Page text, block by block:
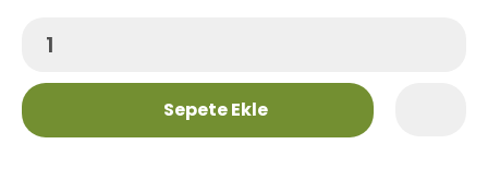
Sepete Ekle